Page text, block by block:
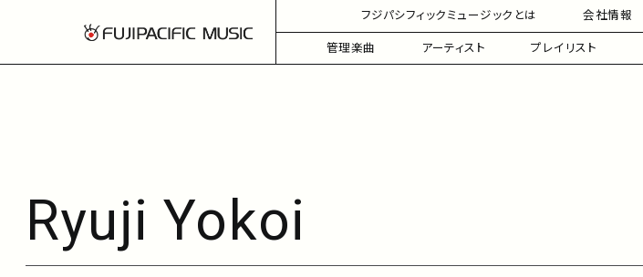
フジパシフィックミュージックとは 会社情報
管理楽曲
アーティスト プレイリスト
Ryuji Yokoi